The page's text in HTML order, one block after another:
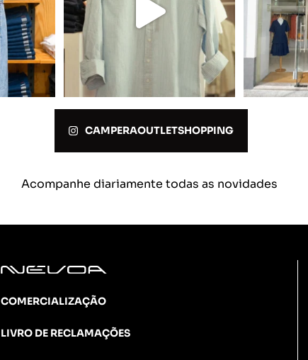
CAMPERAOUTLETSHOPPING
Acompanhe diariamente todas as novidades
COMERCIALIZAÇÃO
LIVRO DE RECLAMAÇÕES